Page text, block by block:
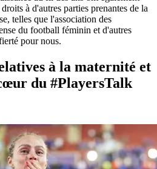
à d'autres parties prenantes de la
telles que l'association des
du football féminin et d'autres
pour nous.
à la maternité et
du #PlayersTalk